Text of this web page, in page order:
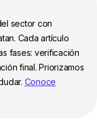
sector con
Cada artículo
fases: verificación
final. Priorizamos
Conoce